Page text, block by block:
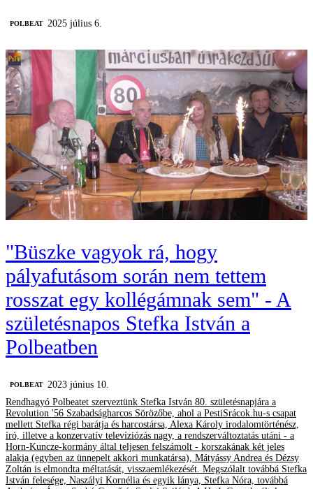
‎POLBEAT 2025 július 6.
"Büszke vagyok rá, hogy
pályafutásom során nem tettem
rosszat egy kollégámnak sem" - A
születésnapos Stefka István a
Polbeatben
‎POLBEAT
2023 június 10.
Rendhagyó Polbeatet szerveztünk Stefka István 80. születésnapjára a
Revolution '56 Szabadságharcos Sörözőbe, ahol a PestiSrácok.hu-s csapat
mellett Stefka régi barátja és harcostársa, Alexa Károly irodalomtörténész,
író, illetve a konzervatív televíziózás nagy, a rendszerváltoztatás utáni - a
Horn-Kuncze-kormány által teljesen felszámolt - korszakának két jeles
alakja (egyben az ünnepelt akkori munkatársa), Mátyássy Andrea és Dézsy
Zoltán is elmondta méltatását, visszaemlékezését. Megszólalt továbbá Stefka
István felesége, Naszályi Kornélia és egyik lánya, Stefka Nóra, továbbá